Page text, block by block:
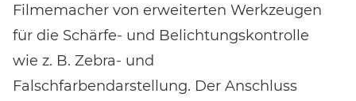
Filmemacher von erweiterten Werkzeugen
für die Schärfe- und Belichtungskontrolle
wie z. B. Zebra- und
Falschfarbendarstellung. Der Anschluss